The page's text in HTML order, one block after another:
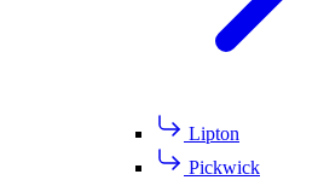
Lipton
Pickwick